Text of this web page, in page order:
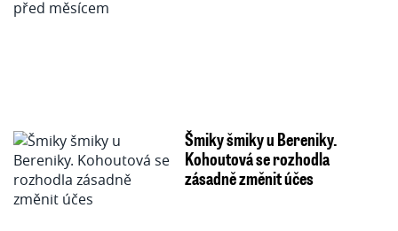
Šmiky šmiky u Bereniky.
Kohoutová se rozhodla
zásadně změnit účes